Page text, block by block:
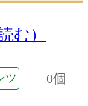
む）
ツ 0個